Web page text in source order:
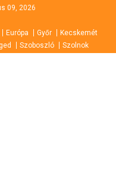
09, 2026
Európa Győr
Kecskemét
Szoboszló Szolnok